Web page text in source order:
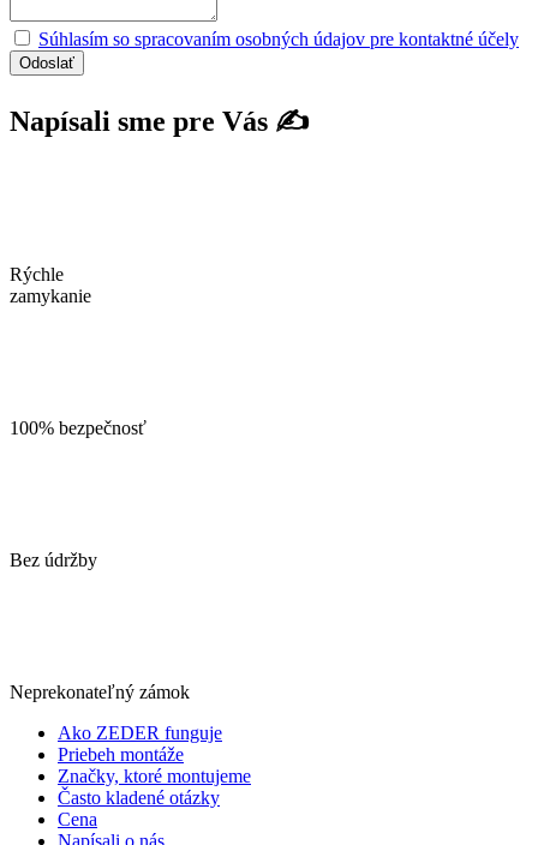
Súhlasím so spracovaním osobných údajov pre kontaktné účely
Odoslať
Napísali sme pre Vás ✍​
Rýchle
zamykanie
100% bezpečnosť
Bez údržby
Neprekonateľný zámok
Ako ZEDER funguje
Priebeh montáže
Značky, ktoré montujeme
Často kladené otázky
Cena
Napísali o nás